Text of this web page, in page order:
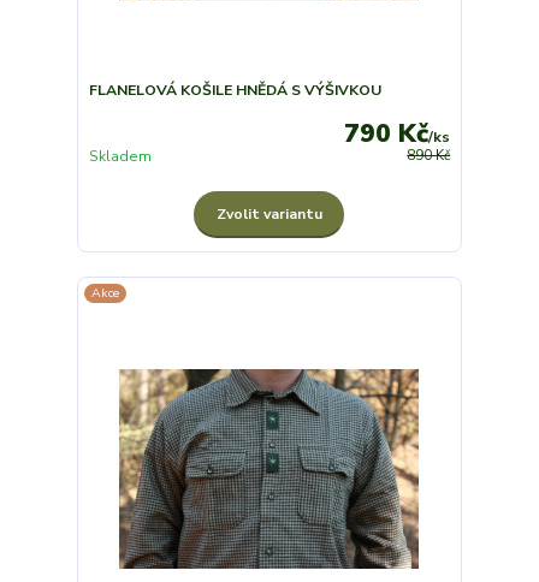
FLANELOVÁ KOŠILE HNĚDÁ S VÝŠIVKOU
890 Kč
790 Kč/ks
Skladem
Zvolit variantu
Akce